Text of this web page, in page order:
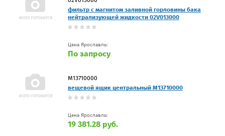
фильтр с магнитом заливной горловины бака
нейтрализующей жидкости 02V013000
Цена Ярославль:
По запросу
М13710000
вещевой ящик центральный М13710000
Цена Ярославль:
19 381.28 руб.